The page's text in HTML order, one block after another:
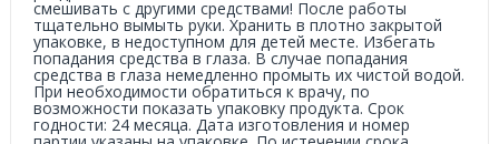
смешивать с другими средствами! После работы
тщательно вымыть руки. Хранить в плотно закрытой
упаковке, в недоступном для детей месте. Избегать
попадания средства в глаза. В случае попадания
средства в глаза немедленно промыть их чистой водой.
При необходимости обратиться к врачу, по
возможности показать упаковку продукта. Срок
годности: 24 месяца. Дата изготовления и номер